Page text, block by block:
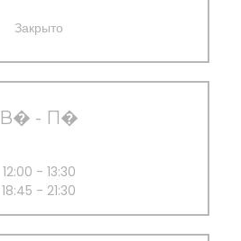
Закрыто
В� - П�
12:00 - 13:30
18:45 - 21:30